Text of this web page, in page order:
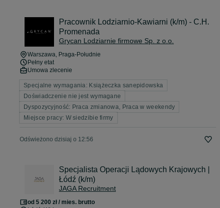
Pracownik Lodziarnio-Kawiarni (k/m) - C.H.
Promenada
Grycan Lodziarnie firmowe Sp. z o.o.
Warszawa, Praga-Południe
Pełny etat
Umowa zlecenie
Specjalne wymagania: Książeczka sanepidowska
Doświadczenie nie jest wymagane
Dyspozycyjność: Praca zmianowa, Praca w weekendy
Miejsce pracy: W siedzibie firmy
Odświeżono dzisiaj o 12:56
Specjalista Operacji Lądowych Krajowych |
Łódź (k/m)
JAGA Recruitment
od 5 200 zł / mies. brutto